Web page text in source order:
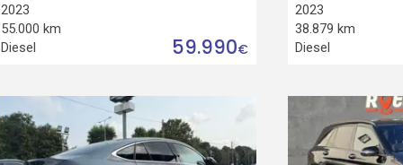
2023
55.000 km
Diesel
59.990€
2023
38.879 km
Diesel